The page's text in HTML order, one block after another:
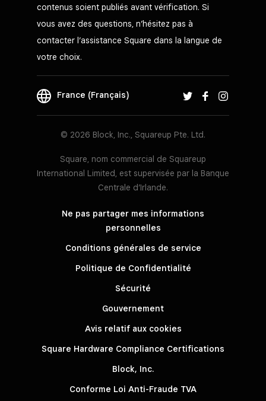
contenus soient publiés avant vérification. Si
vous avez des questions, n’hésitez pas à
contacter l’assistance Square dans la langue de
votre choix.
France (Français)
© 2026 Block, Inc., Squareup Pte. Ltd.
Square, nom commercial de Squareup
International Limited, est supervisée par la Banque
Centrale d’Irlande.
Ne pas partager mes informations
personnelles
Conditions générales de service
Politique de Confidentialité
Sécurité
Gouvernement
Avis relatif aux cookies
Square Hardware Compliance Certifications
Block, Inc.
Conforme Loi Anti-Fraude TVA